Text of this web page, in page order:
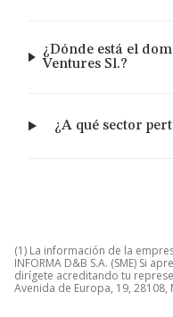
¿Dónde está el
Ventures Sl.?
¿A qué sector
(1) La información de la
INFORMA D&B S.A. (SME) Si
dirígete acreditando tu
Avenida de Europa, 19, 28108,